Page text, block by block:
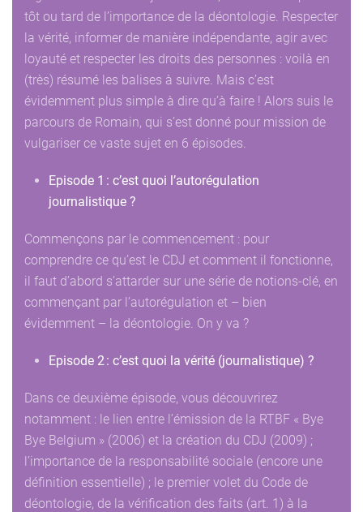
tôt ou tard de l’importance de la déontologie. Respecter
la vérité, informer de manière indépendante, agir avec
loyauté et respecter les droits des personnes : voilà en
(très) résumé les balises à suivre. Mais c’est
évidemment plus simple à dire qu’à faire ! Alors suis le
parcours de Romain, qui s’est donné pour mission de
vulgariser ce vaste sujet en 6 épisodes.
Episode 1 : c’est quoi l’autorégulation
journalistique ?
Commençons par le commencement : pour
comprendre ce qu’est le CDJ et comment il fonctionne,
il faut d’abord s’attarder sur une série de notions-clé, en
commençant par l’autorégulation et – bien
évidemment – la déontologie. On y va ?
Episode 2 : c’est quoi la vérité (journalistique) ?
Dans ce deuxième épisode, vous découvrirez
notamment : le lien entre l’émission de la RTBF « Bye
Bye Belgium » (2006) et la création du CDJ (2009) ;
l’importance de la responsabilité sociale (encore une
définition essentielle) ; le premier volet du Code de
déontologie, de la vérification des faits (art. 1) à la